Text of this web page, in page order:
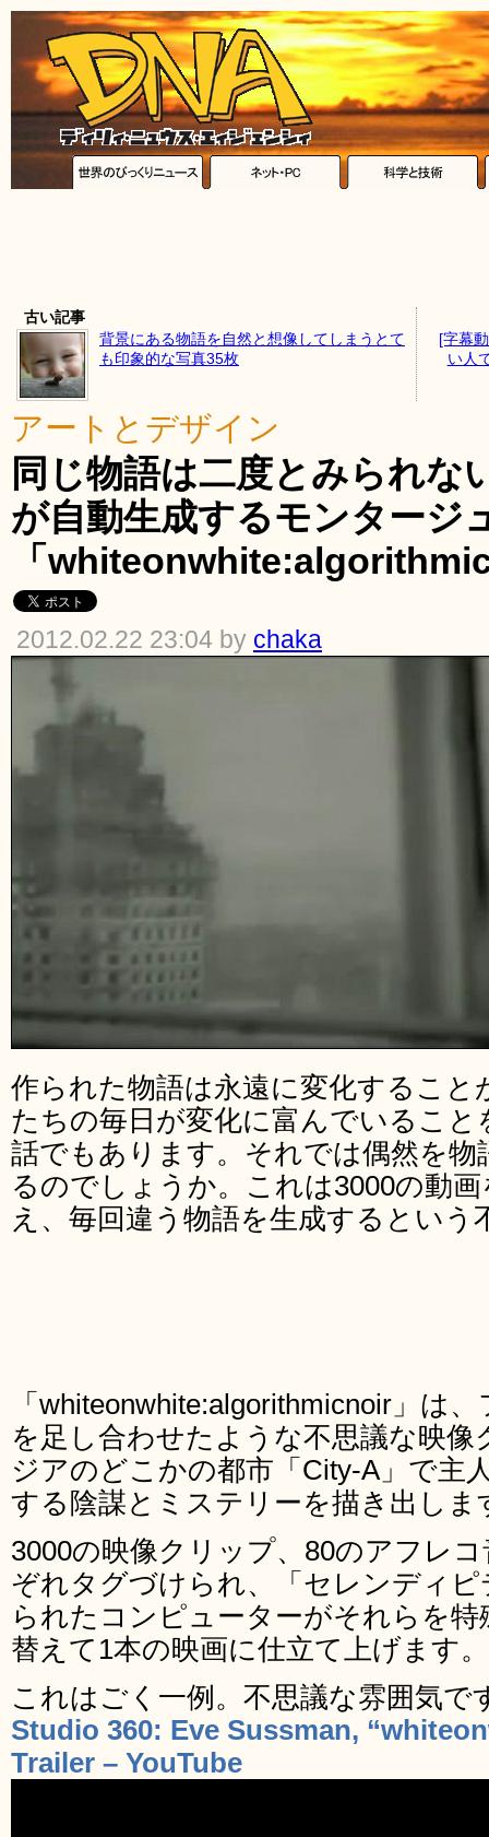
古い記事
背景にある物語を自然と想像してしまうとて
も印象的な写真35枚
[字幕
い人
アートとデザイン
同じ物語は二度とみられな
が自動生成するモンタージ
「
2012.02.22 23:04 by chaka
作られた物語は永遠に変化すること
たちの毎日が変化に富んでいるこ
話でもあります。それでは偶然を
るのでしょうか。これは3000の動
え、毎回違う物語を生成するという
「whiteonwhite:algorithmicnoir」は
を足し合わせたような不思議な映像
ジアのどこかの都市「City-A」で主
する陰謀とミステリーを描き出しま
3000の映像クリップ、80のアフレ
ぞれタグづけられ、「セレンディ
られたコンピューターがそれらを
替えて1本の映画に仕立て上げます。
これはごく一例。不思議な雰囲気で
Studio 360: Eve Sussman,
Trailer – YouTube